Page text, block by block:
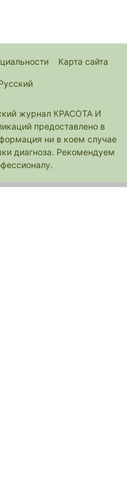
Карта сайта
журнал КРАСОТА И
предоставлено в
ни в коем случае
диагноза. Рекомендуем